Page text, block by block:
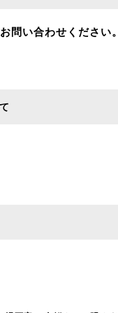
問い合わせください。